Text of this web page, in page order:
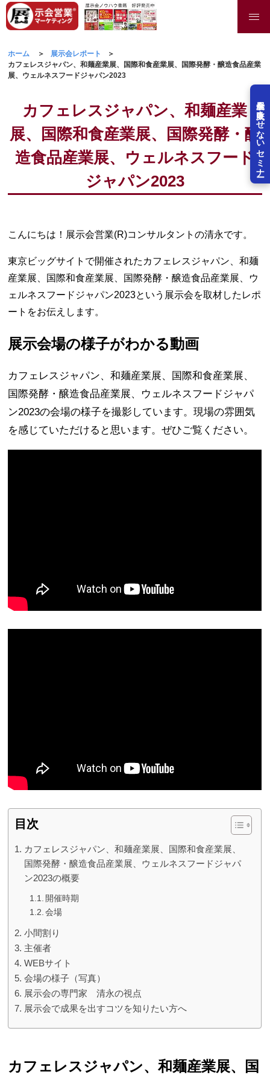
展示会を失敗させないセミナー
ホーム
展示会レポート
カフェレスジャパン、和麺産業展、国際和食産業展、国際発酵・醸造食品産業
展、ウェルネスフードジャパン2023
カフェレスジャパン、和麺産業
展、国際和食産業展、国際発酵・醸
造食品産業展、ウェルネスフード
ジャパン2023
こんにちは！展示会営業(R)コンサルタントの清永です。
東京ビッグサイトで開催されたカフェレスジャパン、和麺
産業展、国際和食産業展、国際発酵・醸造食品産業展、ウ
ェルネスフードジャパン2023という展示会を取材したレポ
ートをお伝えします。
展示会場の様子がわかる動画
カフェレスジャパン、和麺産業展、国際和食産業展、
国際発酵・醸造食品産業展、ウェルネスフードジャパ
ン2023の会場の様子を撮影しています。現場の雰囲気
を感じていただけると思います。ぜひご覧ください。
目次
カフェレスジャパン、和麺産業展、国際和食産業展、
国際発酵・醸造食品産業展、ウェルネスフードジャパ
ン2023の概要
開催時期
会場
小間割り
主催者
WEBサイト
会場の様子（写真）
展示会の専門家 清永の視点
展示会で成果を出すコツを知りたい方へ
カフェレスジャパン、和麺産業展、国